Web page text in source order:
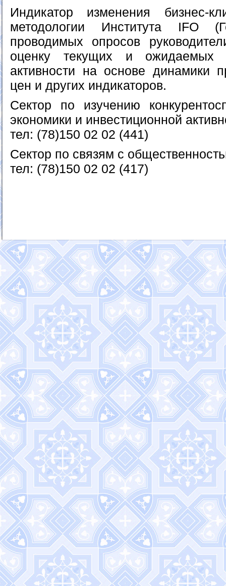
Индикатор изменения бизнес-
методологии Института IFO
проводимых опросов
оценку текущих и ожидаемых
активности на основе динамики
цен и других индикаторов.
Сектор по изучению
экономики и инвестиционной
тел: (78)150 02 02 (441)
Сектор по связям с
тел: (78)150 02 02 (417)